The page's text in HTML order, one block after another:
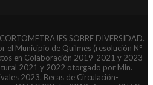
SOBRE DIVERSIDAD.
el Municipio de Quilmes (resolución N°
en Colaboración 2019-2021 y 2023
2021 y 2022 otorgado por Min.
2023. Becas de Circulación-